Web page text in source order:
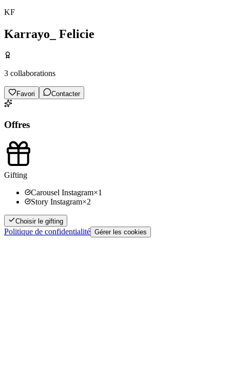
KF
Karrayo_ Felicie
3 collaborations
Favori Contacter
Offres
Gifting
Carousel Instagram×1
Story Instagram×2
Choisir le gifting
Politique de confidentialité Gérer les cookies